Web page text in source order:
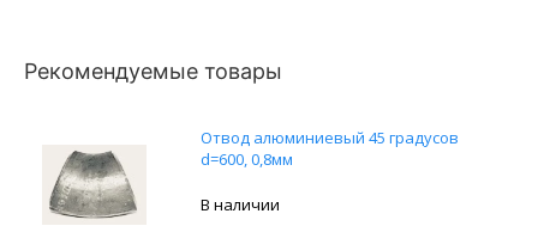
Рекомендуемые товары
Отвод алюминиевый 45 градусов
d=600, 0,8мм
В наличии